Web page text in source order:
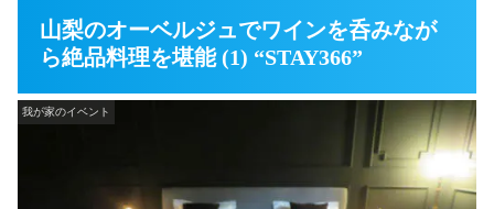
山梨のオーベルジュでワインを呑みなが
ら絶品料理を堪能 (1) “STAY366”
我が家のイベント